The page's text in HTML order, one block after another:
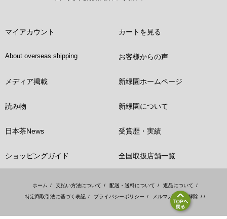
マイアカウント カートを見る
About overseas shipping お客様からの声
メディア掲載 新緑園ホームページ
読み物 新緑園について
日本茶News 受賞歴・実績
ショッピングガイド 全国取扱店舗一覧
ホーム / 支払い方法について / 配送・送料について / 返品について /
特定商取引法に基づく表記 / プライバシーポリシー / メルマガ登録・解除 / /